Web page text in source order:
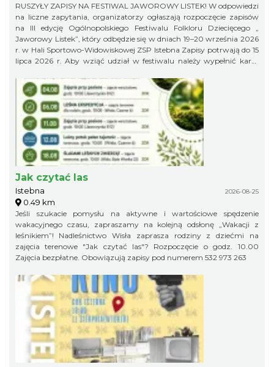
RUSZYŁY ZAPISY NA FESTIWAL JAWOROWY LISTEK! W odpowiedzi
na liczne zapytania, organizatorzy ogłaszają rozpoczęcie zapisów
na III edycję Ogólnopolskiego Festiwalu Folkloru Dziecięcego „
Jaworowy Listek”, który odbędzie się w dniach 19–20 września 2026
r. w Hali Sportowo-Widowiskowej ZSP Istebna Zapisy potrwają do 15
lipca 2026 r. Aby wziąć udział w festiwalu należy wypełnić kartę
jaworowylistek@gmail.com
Jak czytać las
Istebna 2026-08-25
0.49 km
Jeśli szukacie pomysłu na aktywne i wartościowe spędzenie
wakacyjnego czasu, zapraszamy na kolejną odsłonę „Wakacji z
leśnikiem”! Nadleśnictwo Wisła zaprasza rodziny z dziećmi na
zajęcia terenowe "Jak czytać las"? Rozpoczęcie o godz. 10.00
Zajęcia bezpłatne. Obowiązują zapisy pod numerem 532 973 263